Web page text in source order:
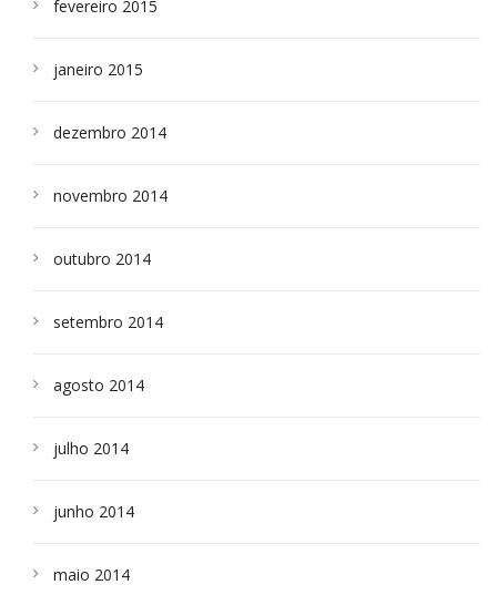
fevereiro 2015
janeiro 2015
dezembro 2014
novembro 2014
outubro 2014
setembro 2014
agosto 2014
julho 2014
junho 2014
maio 2014